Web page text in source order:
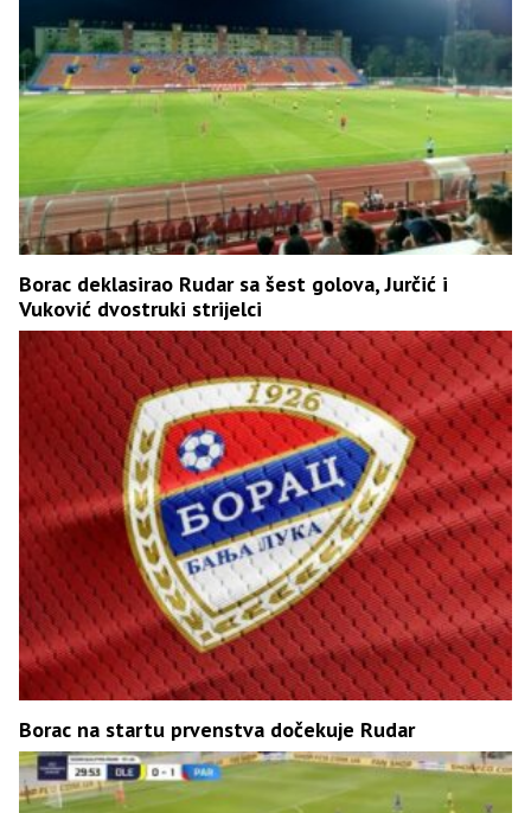
Borac deklasirao Rudar sa šest golova, Jurčić i
Vuković dvostruki strijelci
Borac na startu prvenstva dočekuje Rudar